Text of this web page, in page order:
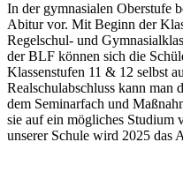
In der gymnasialen Oberstufe
Abitur vor. Mit Beginn der
Regelschul- und
der BLF können sich die
Klassenstufen 11 & 12 selbst
Realschulabschluss kann man
dem Seminarfach und
sie auf ein mögliches Studium
unserer Schule wird 2025 das